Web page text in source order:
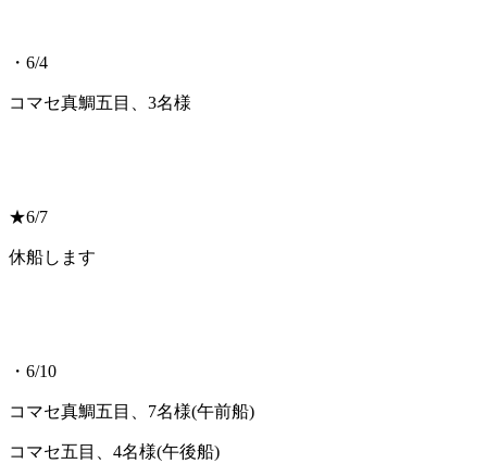
・6/4
コマセ真鯛五目、3名様
★6/7
休船します
・6/10
コマセ真鯛五目、7名様(午前船)
コマセ五目、4名様(午後船)